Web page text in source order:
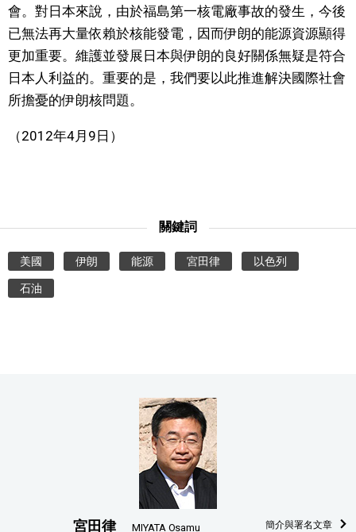
會。對日本來說，由於福島第一核電廠事故的發生，今後
已無法再大量依賴於核能發電，因而伊朗的能源資源顯得
更加重要。維護並發展日本與伊朗的良好關係無疑是符合
日本人利益的。重要的是，我們要以此推進解決國際社會
所擔憂的伊朗核問題。
（2012年4月9日）
關鍵詞
美國 伊朗 能源 宮田律 以色列
石油
宮田律 MIYATA Osamu 簡介與署名文章